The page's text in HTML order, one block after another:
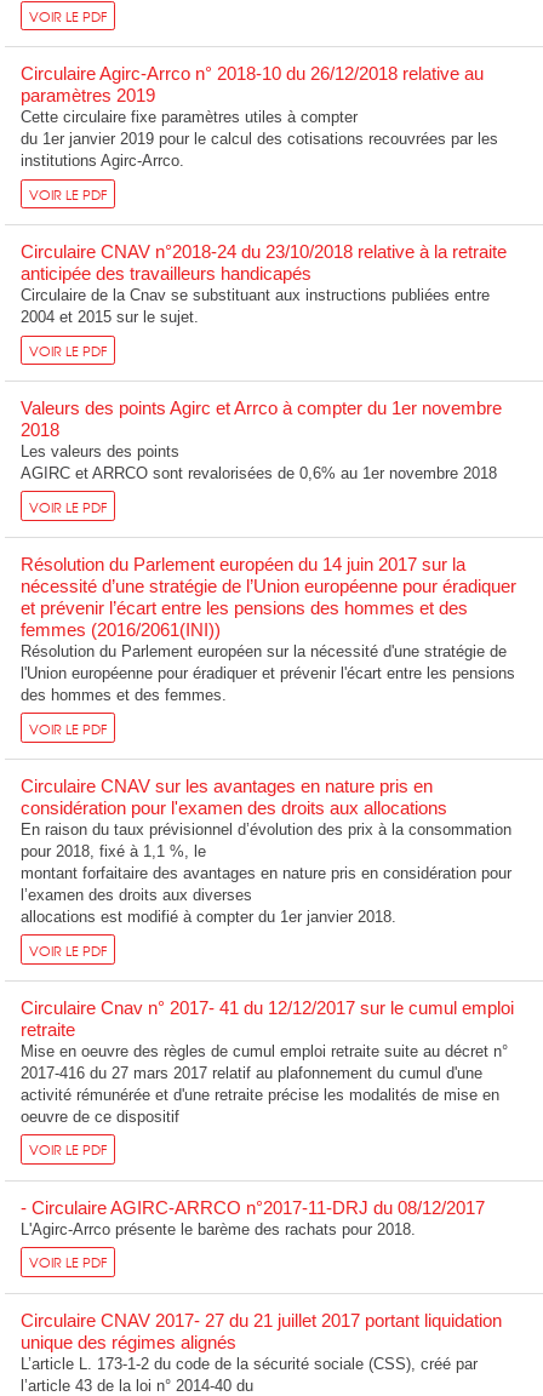
VOIR LE PDF
Circulaire Agirc-Arrco n° 2018-10 du 26/12/2018 relative au
paramètres 2019
Cette circulaire fixe paramètres utiles à compter
du 1er janvier 2019 pour le calcul des cotisations recouvrées par les
institutions Agirc-Arrco.
VOIR LE PDF
Circulaire CNAV n°2018-24 du 23/10/2018 relative à la retraite
anticipée des travailleurs handicapés
Circulaire de la Cnav se substituant aux instructions publiées entre
2004 et 2015 sur le sujet.
VOIR LE PDF
Valeurs des points Agirc et Arrco à compter du 1er novembre
2018
Les valeurs des points
AGIRC et ARRCO sont revalorisées de 0,6% au 1er novembre 2018
VOIR LE PDF
Résolution du Parlement européen du 14 juin 2017 sur la
nécessité d’une stratégie de l’Union européenne pour éradiquer
et prévenir l’écart entre les pensions des hommes et des
femmes (2016/2061(INI))
Résolution du Parlement européen sur la nécessité d'une stratégie de
l'Union européenne pour éradiquer et prévenir l'écart entre les pensions
des hommes et des femmes.
VOIR LE PDF
Circulaire CNAV sur les avantages en nature pris en
considération pour l'examen des droits aux allocations
En raison du taux prévisionnel d’évolution des prix à la consommation
pour 2018, fixé à 1,1 %, le
montant forfaitaire des avantages en nature pris en considération pour
l’examen des droits aux diverses
allocations est modifié à compter du 1er janvier 2018.
VOIR LE PDF
Circulaire Cnav n° 2017- 41 du 12/12/2017 sur le cumul emploi
retraite
Mise en oeuvre des règles de cumul emploi retraite suite au décret n°
2017-416 du 27 mars 2017 relatif au plafonnement du cumul d'une
activité rémunérée et d'une retraite précise les modalités de mise en
oeuvre de ce dispositif
VOIR LE PDF
- Circulaire AGIRC-ARRCO n°2017-11-DRJ du 08/12/2017
L'Agirc-Arrco présente le barème des rachats pour 2018.
VOIR LE PDF
Circulaire CNAV 2017- 27 du 21 juillet 2017 portant liquidation
unique des régimes alignés
L’article L. 173-1-2 du code de la sécurité sociale (CSS), créé par
l’article 43 de la loi n° 2014-40 du